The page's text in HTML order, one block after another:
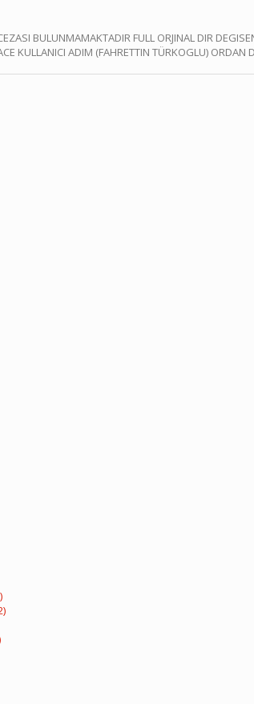
BULUNMAMAKTADIR FULL ORJINAL DIR
KULLANICI ADIM (FAHRETTIN TÜRKOGLU) ORDAN